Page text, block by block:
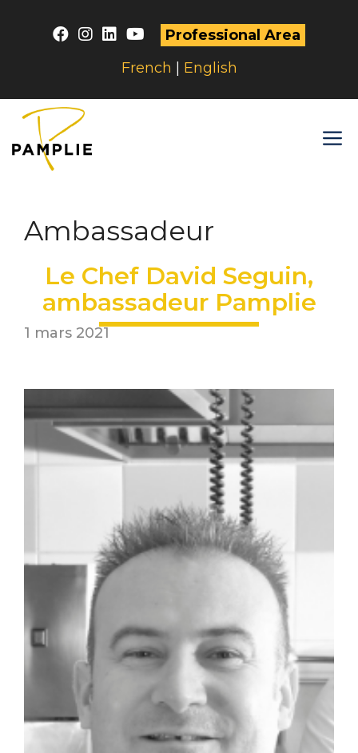
Professional Area
French | English
Ambassadeur
Le Chef David Seguin,
ambassadeur Pamplie
1 mars 2021